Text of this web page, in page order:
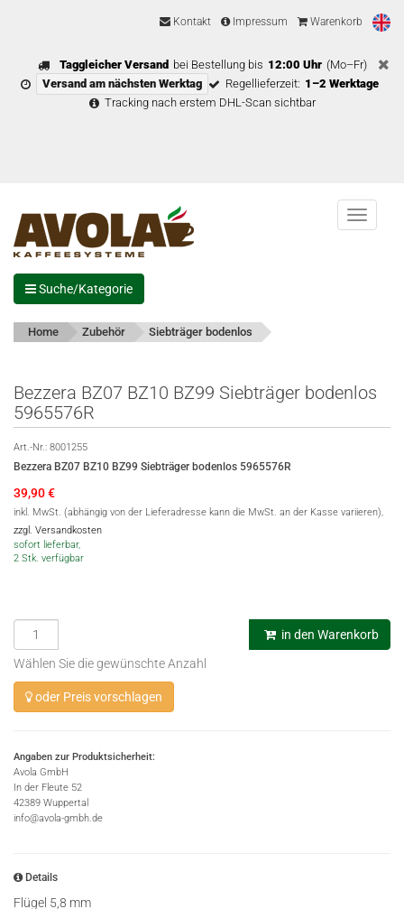
Kontakt Impressum Warenkorb
Taggleicher Versand bei Bestellung bis 12:00 Uhr (Mo–Fr)
Versand am nächsten Werktag
Regellieferzeit: 1–2 Werktage
Tracking nach erstem DHL-Scan sichtbar
Menu
Suche/Kategorie
Home Zubehör Siebträger bodenlos
Bezzera BZ07 BZ10 BZ99 Siebträger bodenlos
5965576R
Art.-Nr.: 8001255
Bezzera BZ07 BZ10 BZ99 Siebträger bodenlos 5965576R
39,90€
inkl. MwSt. (abhängig von der Lieferadresse kann die MwSt. an der Kasse variieren),
zzgl. Versandkosten
sofort lieferbar,
2 Stk. verfügbar
in den Warenkorb
Wählen Sie die gewünschte Anzahl
oder Preis vorschlagen
Angaben zur Produktsicherheit:
Avola GmbH
In der Fleute 52
42389 Wuppertal
info@avola-gmbh.de
Details
Flügel 5,8 mm